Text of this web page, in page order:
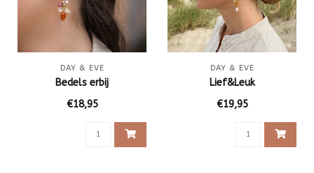
DAY & EVE
Bedels erbij
€18,95
DAY & EVE
Lief&Leuk
€19,95